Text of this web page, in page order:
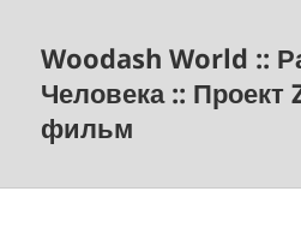
Woodash World ::
Человека :: Проект
фильм